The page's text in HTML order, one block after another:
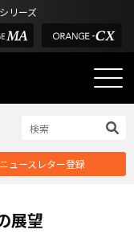
リーズ
ニュースレター登録
展望